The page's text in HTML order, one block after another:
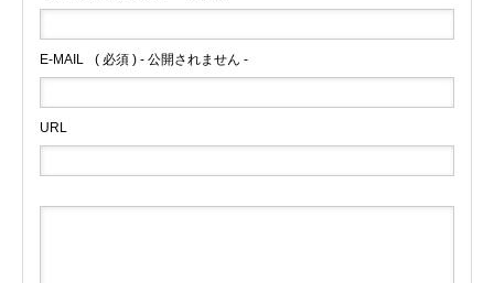
E-MAIL ( 必須 ) - 公開されません -
URL